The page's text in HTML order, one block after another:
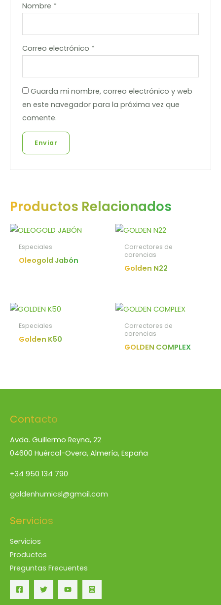
Nombre *
Correo electrónico *
Guarda mi nombre, correo electrónico y web
en este navegador para la próxima vez que
comente.
Productos Relacionados
Especiales
Oleogold Jabón
Correctores de
carencias
Golden N22
Especiales
Golden K50
Correctores de
carencias
GOLDEN COMPLEX
Contacto
Avda. Guillermo Reyna, 22
04600 Huércal-Overa, Almería, España
+34 950 134 790
goldenhumicsl@gmail.com
Servicios
Servicios
Productos
Preguntas Frecuentes